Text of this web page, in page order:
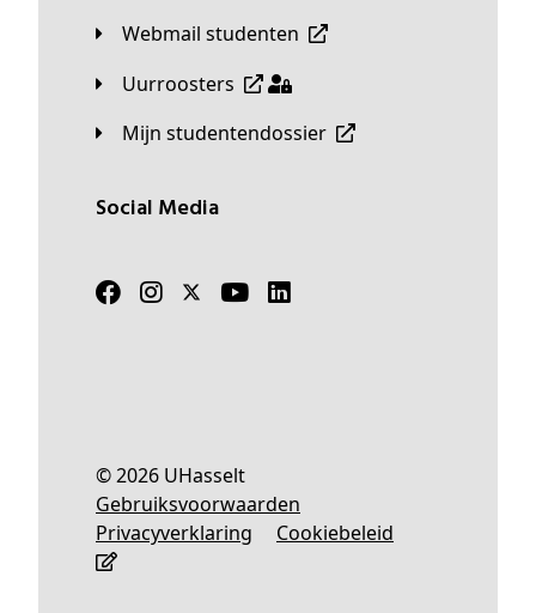
Webmail studenten
Uurroosters
Mijn studentendossier
Social Media
© 2026 UHasselt
Gebruiksvoorwaarden
Privacyverklaring
Cookiebeleid